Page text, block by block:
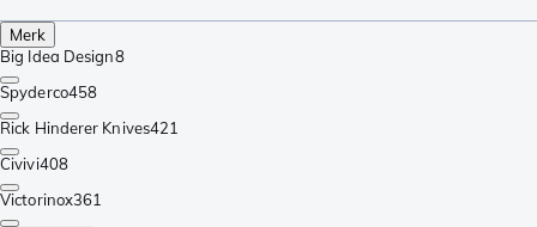
Merk
Big Idea Design8
Spyderco458
Rick Hinderer Knives421
Civivi408
Victorinox361